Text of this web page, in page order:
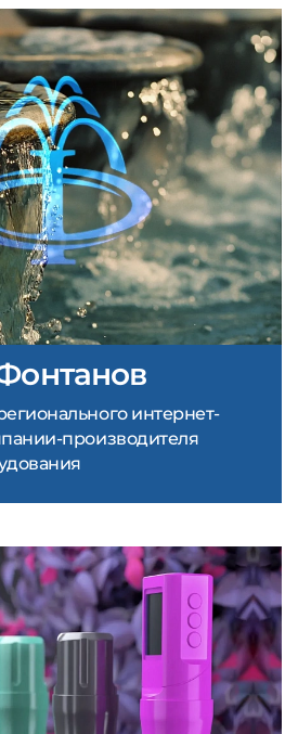
интернет-
производителя